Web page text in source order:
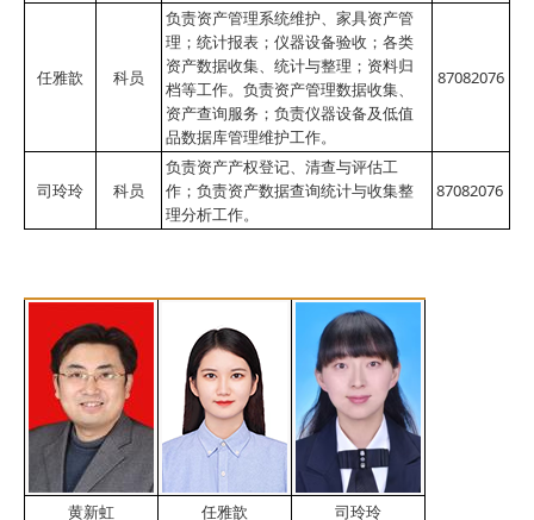
任雅歆 科员
负责资产管理系统维护、家具资产管
理；统计报表；仪器设备验收；各类
资产数据收集、统计与整理；资料归
档等工作。 负责资产管理数据收集、
资产查询服务；负责仪器设备及低值
品数据库管理维护工作。
87082076
司玲玲 科员
负责资产产权登记、清查与评估工
作；负责资产数据查询统计与收集整
理分析工作。
87082076
黄新虹 任雅歆 司玲玲